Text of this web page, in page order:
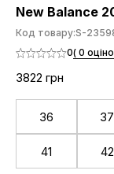
New Balance
Код товару:S-
0( 0
3822 грн
36 37
41 42